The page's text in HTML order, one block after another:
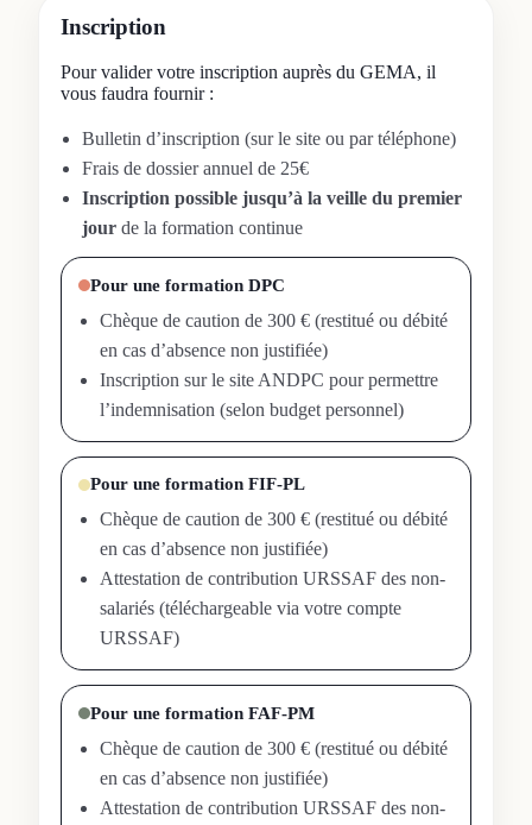
Inscription
Pour valider votre inscription auprès du GEMA, il
vous faudra fournir :
Bulletin d’inscription (sur le site ou par téléphone)
Frais de dossier annuel de 25€
Inscription possible jusqu’à la veille du premier
jour de la formation continue
Pour une formation DPC
Chèque de caution de 300 € (restitué ou débité
en cas d’absence non justifiée)
Inscription sur le site ANDPC pour permettre
l’indemnisation (selon budget personnel)
Pour une formation FIF-PL
Chèque de caution de 300 € (restitué ou débité
en cas d’absence non justifiée)
Attestation de contribution URSSAF des non-
salariés (téléchargeable via votre compte
URSSAF)
Pour une formation FAF-PM
Chèque de caution de 300 € (restitué ou débité
en cas d’absence non justifiée)
Attestation de contribution URSSAF des non-